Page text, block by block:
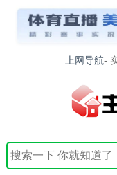
上网导航-